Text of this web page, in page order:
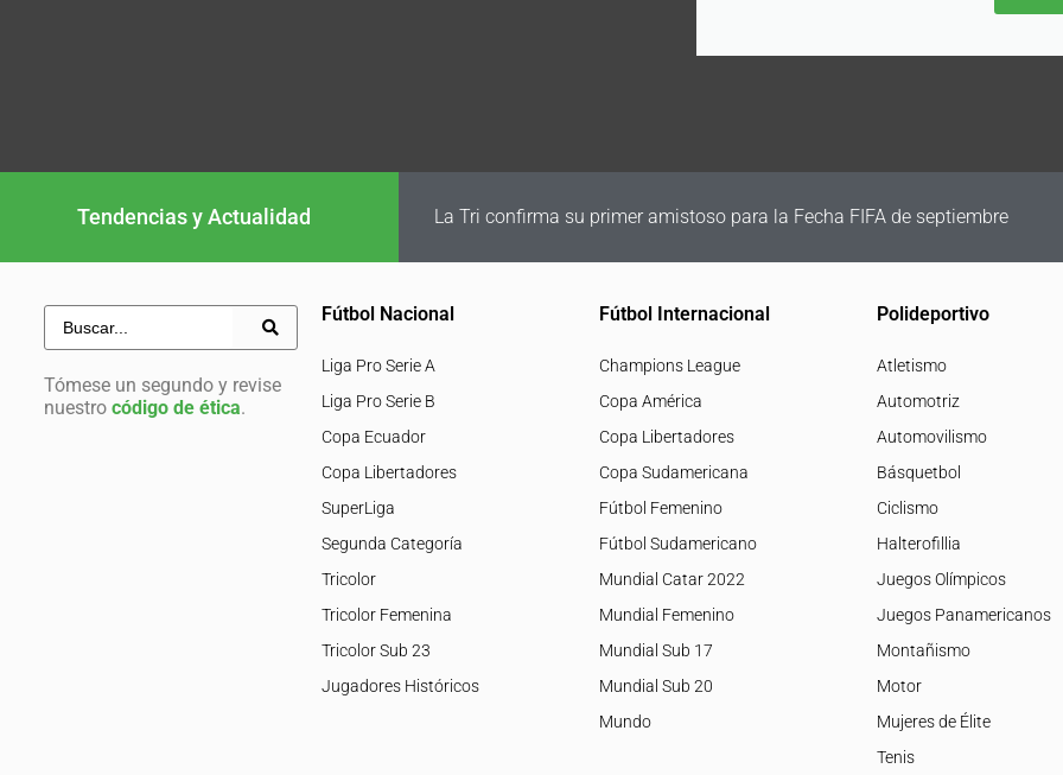
Tendencias y Actualidad La Tri confirma su primer amistoso para la Fecha FIFA de septiembre
Tómese un segundo y revise
nuestro código de ética.
Fútbol Nacional
Liga Pro Serie A
Liga Pro Serie B
Copa Ecuador
Copa Libertadores
SuperLiga
Segunda Categoría
Tricolor
Tricolor Femenina
Tricolor Sub 23
Jugadores Históricos
Fútbol Internacional
Champions League
Copa América
Copa Libertadores
Copa Sudamericana
Fútbol Femenino
Fútbol Sudamericano
Mundial Catar 2022
Mundial Femenino
Mundial Sub 17
Mundial Sub 20
Mundo
Polideportivo
Atletismo
Automotriz
Automovilismo
Básquetbol
Ciclismo
Halterofillia
Juegos Olímpicos
Juegos Panamericanos
Montañismo
Motor
Mujeres de Élite
Tenis